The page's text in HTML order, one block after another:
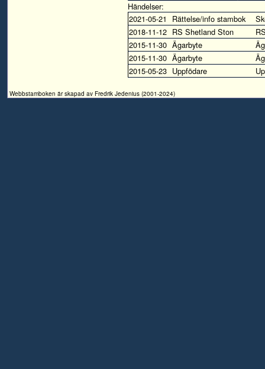
Händelser:
2021-05-21
Rättelse/info stambok
2018-11-12 RS Shetland Ston
2015-11-30 Ägarbyte
2015-11-30 Ägarbyte
2015-05-23 Uppfödare
Webbstamboken är skapad av Fredrik Jedenius (2001-2024)